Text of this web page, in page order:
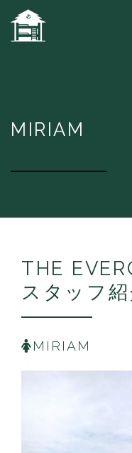
MIRIAM
THE
スタッフ
MIRIAM